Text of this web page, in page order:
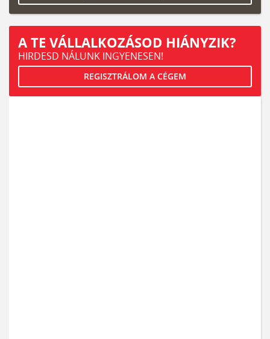
A TE VÁLLALKOZÁSOD HIÁNYZIK?
HIRDESD NÁLUNK INGYENESEN!
REGISZTRÁLOM A CÉGEM